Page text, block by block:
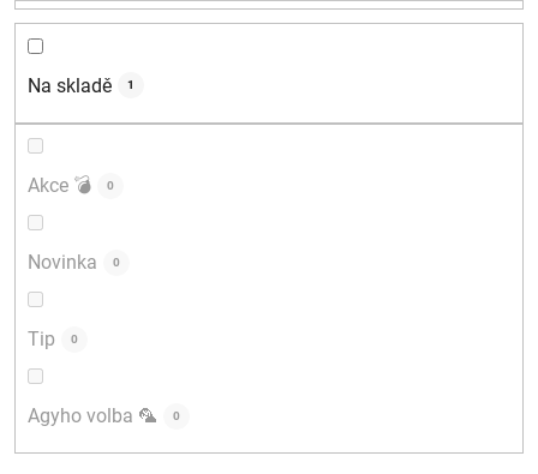
d
Na skladě 1
Akce 💣 0
Novinka 0
Tip 0
Agyho volba 🦜 0